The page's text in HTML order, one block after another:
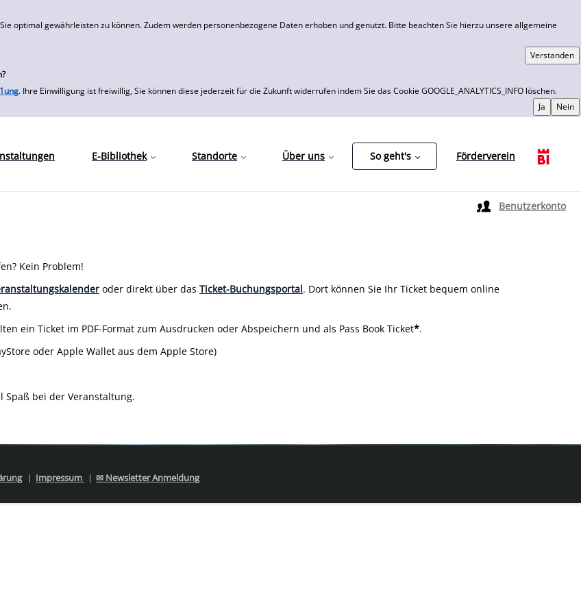
optimal gewährleisten zu können. Zudem werden personenbezogene Daten erhoben und genutzt. Bitte beachten Sie hierzu unsere allgemeine
. Ihre Einwilligung ist freiwillig, Sie können diese jederzeit für die Zukunft widerrufen indem Sie das Cookie GOOGLE_ANALYTICS_INFO löschen.
E-Bibliothek Standorte Über uns So geht's Förderverein
Benutzerkonto
Sprache auswählen
Kein Problem!
oder direkt über das Ticket-Buchungsportal. Dort können Sie Ihr Ticket bequem online
ein Ticket im PDF-Format zum Ausdrucken oder Abspeichern und als Pass Book Ticket*.
oder Apple Wallet aus dem Apple Store)
bei der Veranstaltung.
Impressum ✉ Newsletter Anmeldung